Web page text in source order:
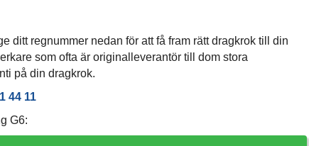
ditt regnummer nedan för att få fram rätt dragkrok till din
som ofta är originalleverantör till dom stora
på din dragkrok.
44 11
G6: